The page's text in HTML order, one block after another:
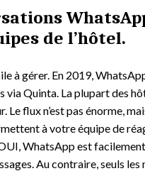
de l’hôtel.
à gérer. En 2019,
via Quinta. La plupart des
Le flux n’est pas énorme,
à votre équipe de
WhatsApp est
Au contraire, seuls